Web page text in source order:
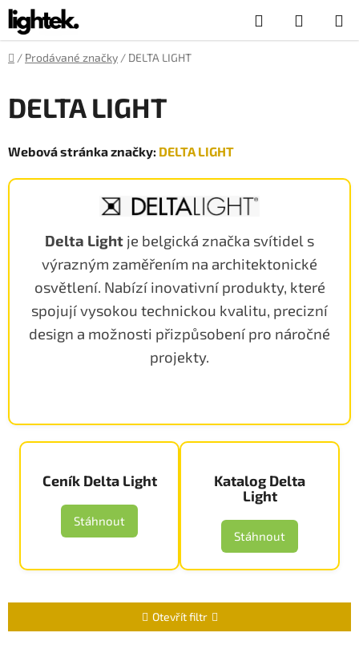
Přejít
na
obsah
Hledat
KOŠÍK
Domů
/ Prodávané značky / DELTA LIGHT
DELTA LIGHT
Webová stránka značky: DELTA LIGHT
Delta Light je belgická značka svítidel s
výrazným zaměřením na architektonické
osvětlení. Nabízí inovativní produkty, které
spojují vysokou technickou kvalitu, precizní
design a možnosti přizpůsobení pro náročné
projekty.
Ceník Delta Light
Stáhnout
Katalog Delta
Light
Stáhnout
Otevřít filtr